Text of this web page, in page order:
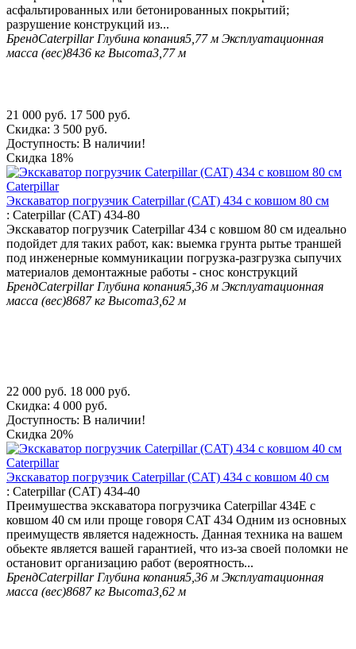
асфальтированных или бетонированных покрытий;
разрушение конструкций из...
БрендCaterpillar Глубина копания5,77 м Эксплуатационная
масса (вес)8436 кг Высота3,77 м
21 000 руб. 17 500 руб.
Скидка: 3 500 руб.
Доступность: В наличии!
Скидка 18%
Экскаватор погрузчик Caterpillar (CAT) 434 с ковшом 80 см
: Caterpillar (CAT) 434-80
Экскаватор погрузчик Caterpillar 434 с ковшом 80 см идеально
подойдет для таких работ, как: выемка грунта рытье траншей
под инженерные коммуникации погрузка-разгрузка сыпучих
материалов демонтажные работы - снос конструкций
БрендCaterpillar Глубина копания5,36 м Эксплуатационная
масса (вес)8687 кг Высота3,62 м
22 000 руб. 18 000 руб.
Скидка: 4 000 руб.
Доступность: В наличии!
Скидка 20%
Экскаватор погрузчик Caterpillar (CAT) 434 с ковшом 40 см
: Caterpillar (CAT) 434-40
Преимушества экскаватора погрузчика Caterpillar 434E с
ковшом 40 см или проще говоря CAT 434 Одним из основных
преимуществ является надежность. Данная техника на вашем
обьекте является вашей гарантией, что из-за своей поломки не
остановит организацию работ (вероятность...
БрендCaterpillar Глубина копания5,36 м Эксплуатационная
масса (вес)8687 кг Высота3,62 м